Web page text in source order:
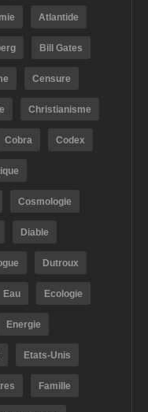
Atlantide
Bill Gates
Censure
Christianisme
Cobra Codex
Cosmologie
Diable
Dutroux
Eau Ecologie
Energie
Etats-Unis
Famille